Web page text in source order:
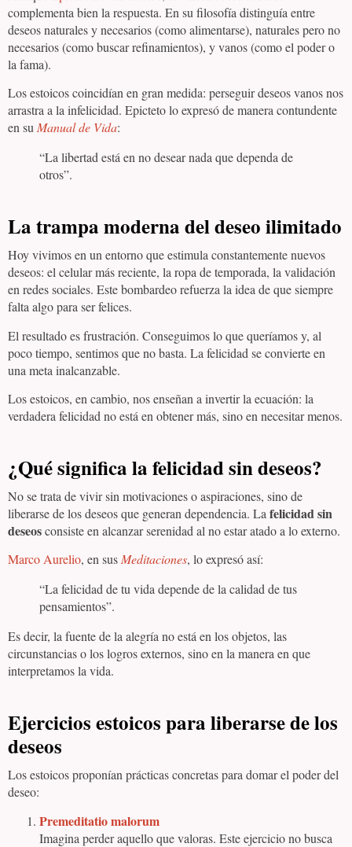
complementa bien la respuesta. En su filosofía distinguía entre
deseos naturales y necesarios (como alimentarse), naturales pero no
necesarios (como buscar refinamientos), y vanos (como el poder o
la fama).
Los estoicos coincidían en gran medida: perseguir deseos vanos nos
arrastra a la infelicidad. Epicteto lo expresó de manera contundente
en su Manual de Vida:
“La libertad está en no desear nada que dependa de
otros”.
La trampa moderna del deseo ilimitado
Hoy vivimos en un entorno que estimula constantemente nuevos
deseos: el celular más reciente, la ropa de temporada, la validación
en redes sociales. Este bombardeo refuerza la idea de que siempre
falta algo para ser felices.
El resultado es frustración. Conseguimos lo que queríamos y, al
poco tiempo, sentimos que no basta. La felicidad se convierte en
una meta inalcanzable.
Los estoicos, en cambio, nos enseñan a invertir la ecuación: la
verdadera felicidad no está en obtener más, sino en necesitar menos.
¿Qué significa la felicidad sin deseos?
No se trata de vivir sin motivaciones o aspiraciones, sino de
liberarse de los deseos que generan dependencia. La felicidad sin
deseosconsiste en alcanzar serenidad al no estar atado a lo externo.
Marco Aurelio, en susMeditaciones, lo expresó así:
“La felicidad de tu vida depende de la calidad de tus
pensamientos”.
Es decir, la fuente de la alegría no está en los objetos, las
circunstancias o los logros externos, sino en la manera en que
interpretamos la vida.
Ejercicios estoicos para liberarse de los
deseos
Los estoicos proponían prácticas concretas para domar el poder del
deseo:
Premeditatio malorum
Imagina perder aquello que valoras. Este ejercicio no busca